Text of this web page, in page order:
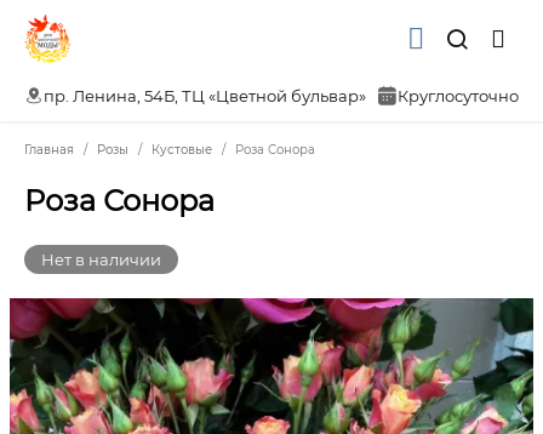
пр. Ленина, 54Б, ТЦ «Цветной бульвар» Круглосуточно
Главная Розы Кустовые Роза Сонора
Роза Сонора
Нет в наличии